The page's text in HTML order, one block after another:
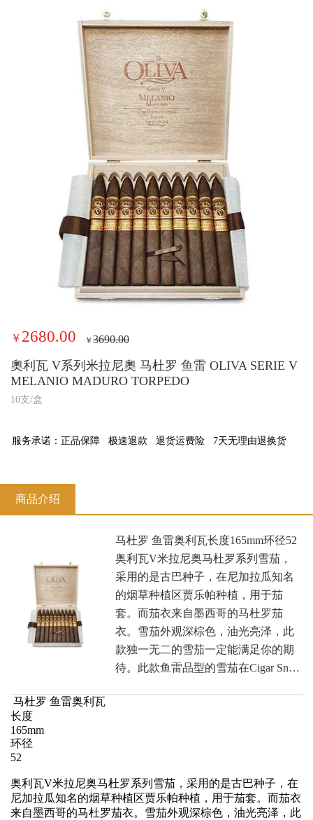
￥ 2680.00 ￥3690.00
奧利瓦 V系列米拉尼奧 马杜罗 鱼雷 OLIVA SERIE V
MELANIO MADURO TORPEDO
10支/盒
服务承诺： 正品保障 极速退款 退货运费险 7天无理由退换货
商品介绍
马杜罗 鱼雷奥利瓦长度165mm环径52
奥利瓦V米拉尼奥马杜罗系列雪茄，
采用的是古巴种子，在尼加拉瓜知名
的烟草种植区贾乐帕种植，用于茄
套。而茄衣来自墨西哥的马杜罗茄
衣。雪茄外观深棕色，油光亮泽，此
款独一无二的雪茄一定能满足你的期
待。此款鱼雷品型的雪茄在Cigar Sn…
马杜罗 鱼雷奥利瓦
长度
165mm
环径
52
奥利瓦V米拉尼奥马杜罗系列雪茄，采用的是古巴种子，在
尼加拉瓜知名的烟草种植区贾乐帕种植，用于茄套。而茄衣
来自墨西哥的马杜罗茄衣。雪茄外观深棕色，油光亮泽，此